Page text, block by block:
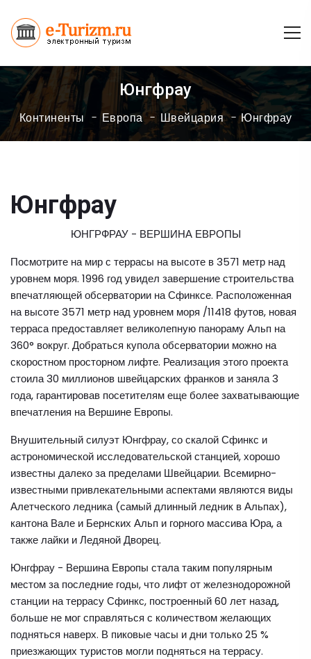
Юнгфрау
Континенты Европа Швейцария Юнгфрау
Юнгфрау
ЮНГРФРАУ - ВЕРШИНА ЕВРОПЫ
Посмотрите на мир с террасы на высоте в 3571 метр над
уровнем моря. 1996 год увидел завершение строительства
впечатляющей обсерватории на Сфинксе. Расположенная
на высоте 3571 метр над уровнем моря /11418 футов, новая
терраса предоставляет великолепную панораму Альп на
360° вокруг. Добраться купола обсерватории можно на
скоростном просторном лифте. Реализация этого проекта
стоила 30 миллионов швейцарских франков и заняла 3
года, гарантировав посетителям еще более захватывающие
впечатления на Вершине Европы.
Внушительный силуэт Юнгфрау, со скалой Сфинкс и
астрономической исследовательской станцией, хорошо
известны далеко за пределами Швейцарии. Всемирно-
известными привлекательными аспектами являются виды
Алетческого ледника (самый длинный ледник в Альпах),
кантона Вале и Бернских Альп и горного массива Юра, а
также лайки и Ледяной Дворец.
Юнгфрау - Вершина Европы стала таким популярным
местом за последние годы, что лифт от железнодорожной
станции на террасу Сфинкс, построенный 60 лет назад,
больше не мог справляться с количеством желающих
подняться наверх. В пиковые часы и дни только 25 %
приезжающих туристов могли подняться на террасу.